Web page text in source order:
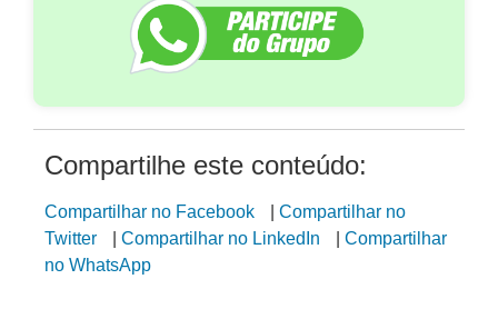
Compartilhe este conteúdo:
Compartilhar no Facebook
Compartilhar no
Twitter
Compartilhar no LinkedIn
Compartilhar
no WhatsApp